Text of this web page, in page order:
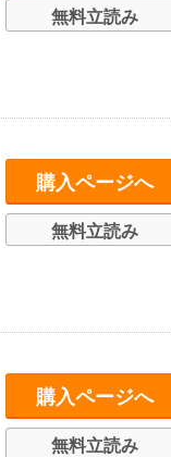
無料立読み
購入ページへ
無料立読み
購入ページへ
無料立読み